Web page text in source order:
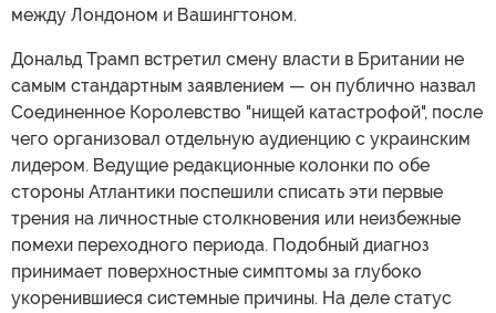
между Лондоном и Вашингтоном.
Дональд Трамп встретил смену власти в Британии не
самым стандартным заявлением — он публично назвал
Соединенное Королевство "нищей катастрофой", после
чего организовал отдельную аудиенцию с украинским
лидером. Ведущие редакционные колонки по обе
стороны Атлантики поспешили списать эти первые
трения на личностные столкновения или неизбежные
помехи переходного периода. Подобный диагноз
принимает поверхностные симптомы за глубоко
укоренившиеся системные причины. На деле статус